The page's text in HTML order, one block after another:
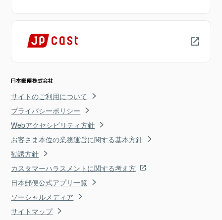
サイトのご利用について
プライバシーポリシー
Webアクセシビリティ方針
お客さま本位の業務運営に関する基本方針
勧誘方針
カスタマーハラスメントに関する考え方
日本郵便公式アプリ一覧
ソーシャルメディア
サイトマップ